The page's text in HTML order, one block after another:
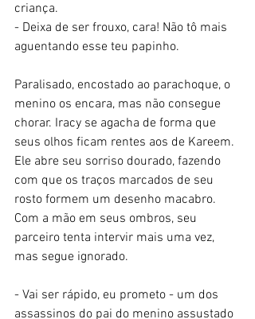
criança.
- Deixa de ser frouxo, cara! Não tô mais
aguentando esse teu papinho.
Paralisado, encostado ao parachoque, o
menino os encara, mas não consegue
chorar. Iracy se agacha de forma que
seus olhos ficam rentes aos de Kareem.
Ele abre seu sorriso dourado, fazendo
com que os traços marcados de seu
rosto formem um desenho macabro.
Com a mão em seus ombros, seu
parceiro tenta intervir mais uma vez,
mas segue ignorado.
- Vai ser rápido, eu prometo - um dos
assassinos do pai do menino assustado